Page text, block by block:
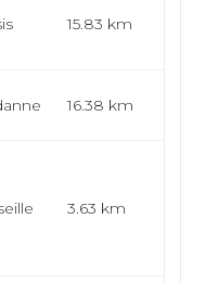
15.83 km
16.38 km
3.63 km